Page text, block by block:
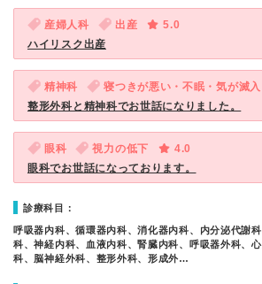
産婦人科 出産
5.0
ハイリスク出産
精神科 寝つきが悪い・不眠・気が滅
整形外科と精神科でお世話になりました。
眼科 視力の低下
4.0
眼科でお世話になっております。
診療科目：
呼吸器内科、循環器内科、消化器内科、内分泌代謝
科、神経内科、血液内科、腎臓内科、呼吸器外科、
科、脳神経外科、整形外科、形成外…